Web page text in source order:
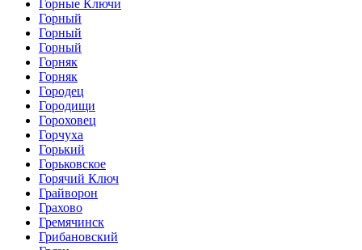
Горные Ключи
Горный
Горный
Горный
Горняк
Горняк
Городец
Городищи
Гороховец
Горчуха
Горький
Горьковское
Горячий Ключ
Грайворон
Грахово
Гремячинск
Грибановский